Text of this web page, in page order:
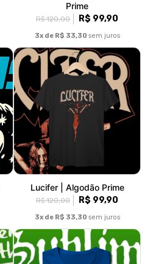
Prime
R$ 120,00 R$ 99,90
3x de R$ 33,30 sem juros
Lucifer | Algodão Prime
R$ 120,00 R$ 99,90
3x de R$ 33,30 sem juros